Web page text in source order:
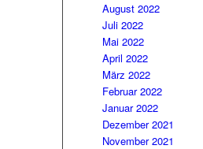
August 2022
Juli 2022
Mai 2022
April 2022
März 2022
Februar 2022
Januar 2022
Dezember 2021
November 2021